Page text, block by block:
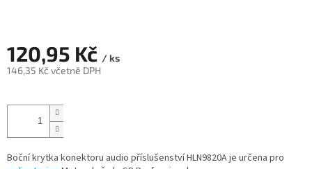
120,95 Kč / ks
146,35 Kč včetně DPH
cena:
Boční krytka konektoru audio příslušenství HLN9820A je určena pro